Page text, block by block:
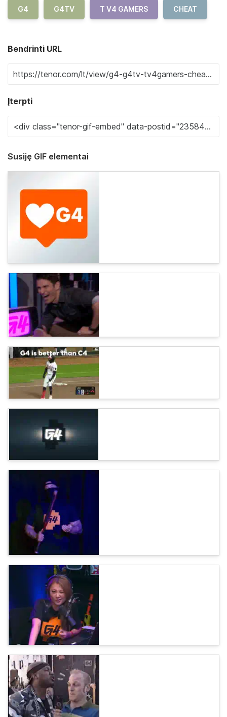
G4 G4TV T V4 GAMERS CHEAT
Bendrinti URL
Įterpti
Susiję GIF elementai